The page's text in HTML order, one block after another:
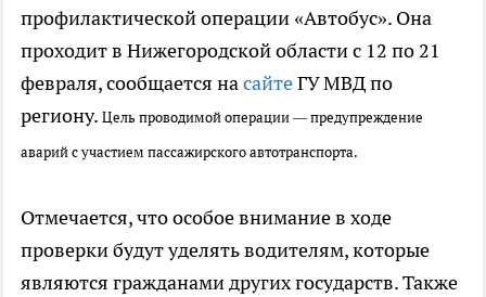
профилактической операции «Автобус». Она
проходит в Нижегородской области с 12 по 21
февраля, сообщается насайтеГУ МВД по
региону. Цель проводимой операции — предупреждение
аварий с участием пассажирского автотранспорта.
Отмечается, что особое внимание в ходе
проверки будут уделять водителям, которые
являются гражданами других государств. Также